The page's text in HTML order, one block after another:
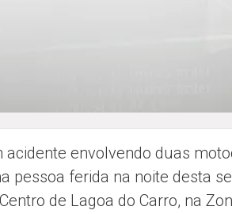
acidente envolvendo duas
pessoa ferida na noite desta
de Lagoa do Carro, na